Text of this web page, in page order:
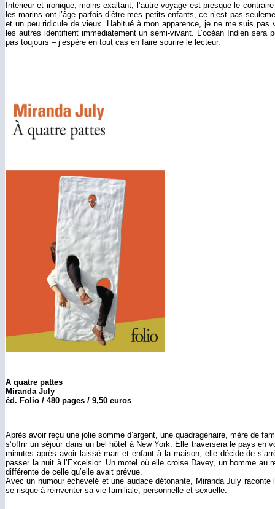
Intérieur et ironique, moins exaltant, l’autre voyage est presque le
les marins ont l’âge parfois d’être mes petits-enfants, ce n’est pas
et un peu ridicule de vieux. Habitué à mon apparence, je ne me suis
les autres identifient immédiatement un semi-vivant. L’océan Indien
pas toujours – j’espère en tout cas en faire sourire le lecteur.
A quatre pattes
Miranda July
éd. Folio / 480 pages / 9,50 euros
Après avoir reçu une jolie somme d’argent, une quadragénaire, mère de
s’offrir un séjour dans un bel hôtel à New York. Elle traversera le pays en
minutes après avoir laissé mari et enfant à la maison, elle décide de
passer la nuit à l’Excelsior. Un motel où elle croise Davey, un homme au
différente de celle qu’elle avait prévue.
Avec un humour échevelé et une audace détonante, Miranda July raconte
se risque à réinventer sa vie familiale, personnelle et sexuelle.